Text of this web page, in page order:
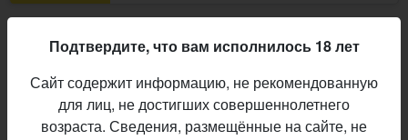
Пивоварня:
Алкоголь:
4,2%
Начало
выпуска:
18.02.2023
Подтвердите, что вам исполнилось 18 лет
Сайт содержит информацию, не рекомендованную
для лиц, не достигших совершеннолетнего
возраста. Сведения, размещённые на сайте, не